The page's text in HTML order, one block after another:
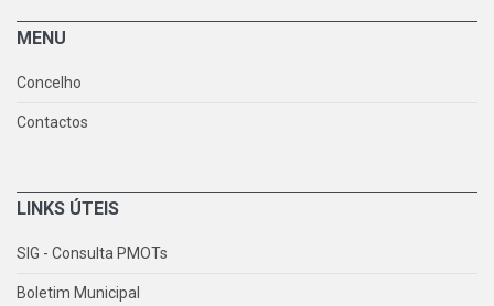
MENU
Concelho
Contactos
LINKS ÚTEIS
SIG - Consulta PMOTs
Boletim Municipal